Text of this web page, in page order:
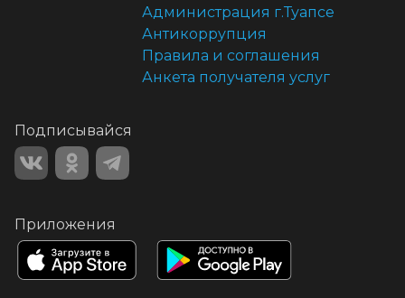
Администрация г.Туапсе
Антикоррупция
Правила и соглашения
Анкета получателя услуг
Подписывайся
Приложения